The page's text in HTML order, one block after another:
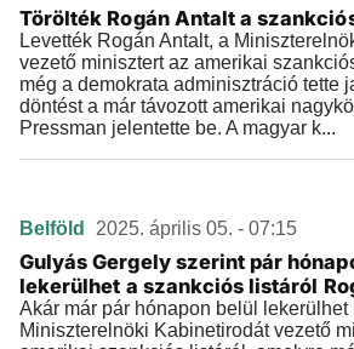
Törölték Rogán Antalt a
Levették Rogán Antalt, a
vezető minisztert az amerikai
még a demokrata adminisztráció tette
döntést a már távozott amerikai
Pressman jelentette be. A magyar k...
Belföld 2025. április 05. - 07:15
Gulyás Gergely szerint pár
lekerülhet a szankciós listáról
Akár már pár hónapon belül lekerülhet
Miniszterelnöki Kabinetirodát vezető